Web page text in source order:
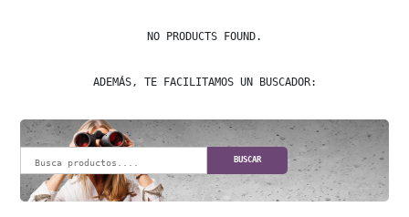
NO PRODUCTS FOUND.
ADEMÁS, TE FACILITAMOS UN BUSCADOR:
BUSCAR